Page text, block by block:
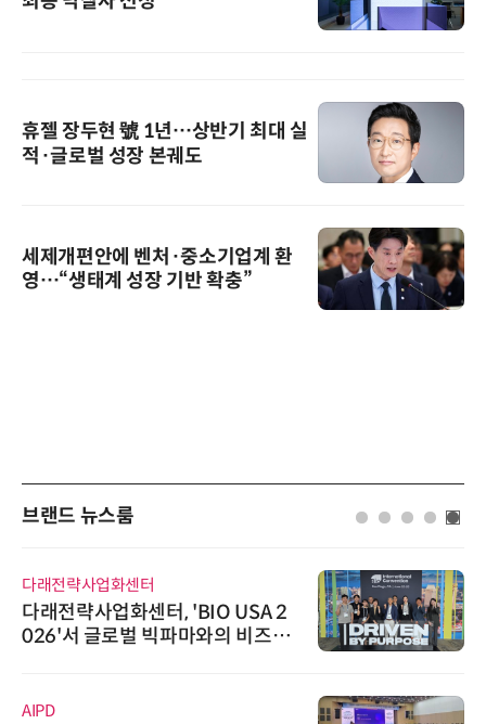
휴젤 장두현 號 1년…상반기 최대 실
적·글로벌 성장 본궤도
세제개편안에 벤처·중소기업계 환
영…“생태계 성장 기반 확충”
브랜드 뉴스룸
다래전략사업화센터
다래전략사업화센터, 'BIO USA 2
026'서 글로벌 빅파마와의 비즈니
AIPD